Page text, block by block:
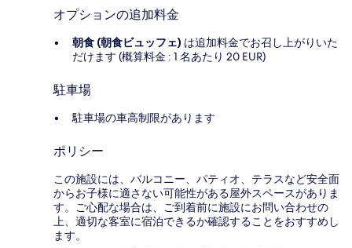
オプションの追加料金
朝食 (朝食ビュッフェ) は追加料金でお召し上がりいた
だけます (概算料金 : 1 名あたり 20 EUR)
駐車場
駐車場の車高制限があります
ポリシー
この施設には、バルコニー、パティオ、テラスなど安全面
からお子様に適さない可能性がある屋外スペースがありま
す。ご心配な場合は、ご到着前に施設にお問い合わせの
上、適切な客室に宿泊できるか確認することをおすすめし
ます。